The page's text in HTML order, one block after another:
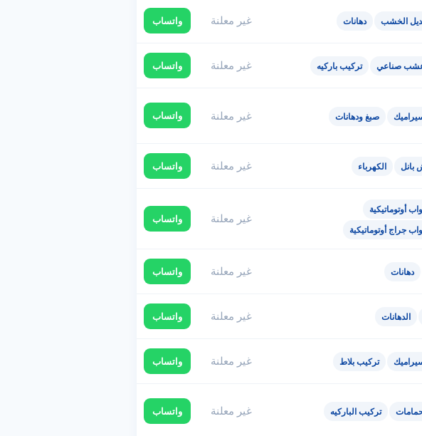
الخشب دهانات غير معلنة واتساب
صناعي تركيب باركيه غير معلنة واتساب
صبغ ودهانات غير معلنة واتساب
بانل الكهرباء غير معلنة واتساب
أوتوماتيكية
جراج أوتوماتيكية
غير معلنة واتساب
دهانات غير معلنة واتساب
الدهانات غير معلنة واتساب
تركيب بلاط غير معلنة واتساب
تركيب الباركيه غير معلنة واتساب